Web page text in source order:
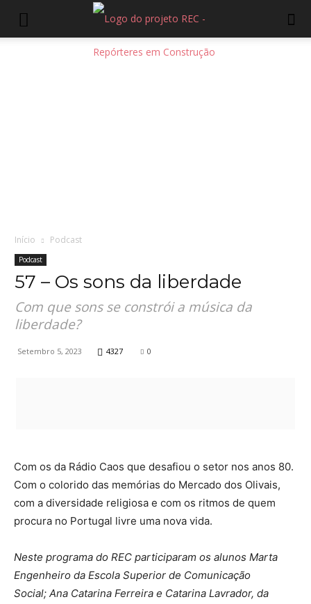
Início Podcast
Podcast
57 – Os sons da liberdade
Com que sons se constrói a música da
liberdade?
Setembro 5, 2023 4327 0
Com os da Rádio Caos que desafiou o setor nos anos 80.
Com o colorido das memórias do Mercado dos Olivais,
com a diversidade religiosa e com os ritmos de quem
procura no Portugal livre uma nova vida.
Neste programa do REC participaram os alunos Marta
Engenheiro da Escola Superior de Comunicação
Social; Ana Catarina Ferreira e Catarina Lavrador, da